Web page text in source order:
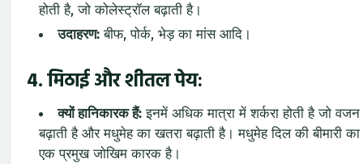
होती है, जो कोलेस्ट्रॉल बढ़ाती है।
उदाहरण:बीफ, पोर्क, भेड़ का मांस आदि।
4.मिठाई और शीतल पेय:
क्यों हानिकारक हैं:इनमें अधिक मात्रा में शर्करा होती है जो वजन
बढ़ाती है और मधुमेह का खतरा बढ़ाती है। मधुमेह दिल की बीमारी का
एक प्रमुख जोखिम कारक है।